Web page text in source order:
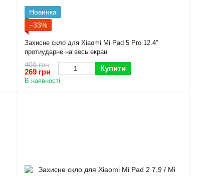
Новинка
−33%
Захисне скло для Xiaomi Mi Pad 5 Pro 12.4''
протиударне на весь екран
400 грн
269 грн Купити
В наявності